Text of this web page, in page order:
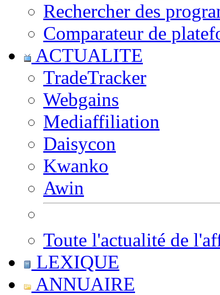
Rechercher des
Comparateur de
ACTUALITE
TradeTracker
Webgains
Mediaffiliation
Daisycon
Kwanko
Awin
Toute l'actualité de
LEXIQUE
ANNUAIRE